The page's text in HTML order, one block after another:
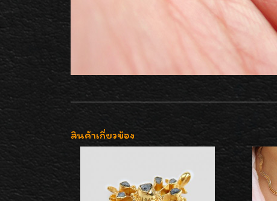
สินค้าเกี่ยวข้อง